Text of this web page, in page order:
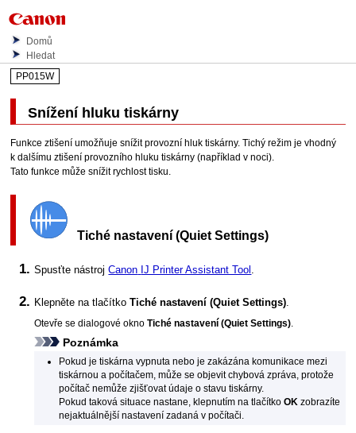
Domů
Hledat
PP015W
Snížení hlukutiskárny
Funkce ztišení umožňuje snížit provozní hluktiskárny. Tichý režim je vhodný
k dalšímu ztišení provozního hlukutiskárny (například v noci).
Tato funkce může snížit rychlost tisku.
Tiché nastavení (Quiet Settings)
Spusťte nástrojCanon IJ Printer Assistant Tool .
Klepněte na tlačítkoTiché nastavení (Quiet Settings)
Otevře se dialogové oknoTiché nastavení (Quiet Settings)
Poznámka
Pokud je tiskárna vypnuta nebo je zakázána komunikace mezi
tiskárnou a počítačem, může se objevit chybová zpráva, protože
počítač nemůže zjišťovat údaje o stavu tiskárny.
Pokud taková situace nastane, klepnutím na tlačítko OK zobrazíte
nejaktuálnější nastavení zadaná v počítači.